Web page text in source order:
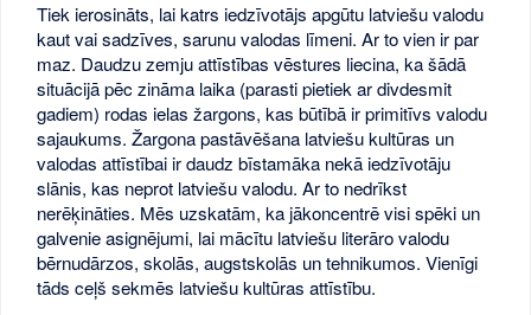
Tiek ierosināts, lai katrs iedzīvotājs apgūtu latviešu valodu
kaut vai sadzīves, sarunu valodas līmeni. Ar to vien ir par
maz. Daudzu zemju attīstības vēstures liecina, ka šādā
situācijā pēc zināma laika (parasti pietiek ar divdesmit
gadiem) rodas ielas žargons, kas būtībā ir primitīvs valodu
sajaukums. Žargona pastāvēšana latviešu kultūras un
valodas attīstībai ir daudz bīstamāka nekā iedzīvotāju
slānis, kas neprot latviešu valodu. Ar to nedrīkst
nerēķināties. Mēs uzskatām, ka jākoncentrē visi spēki un
galvenie asignējumi, lai mācītu latviešu literāro valodu
bērnudārzos, skolās, augstskolās un tehnikumos. Vienīgi
tāds ceļš sekmēs latviešu kultūras attīstību.